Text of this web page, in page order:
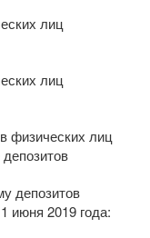
лиц
лиц
физических лиц
депозитов
июня 2019 года: